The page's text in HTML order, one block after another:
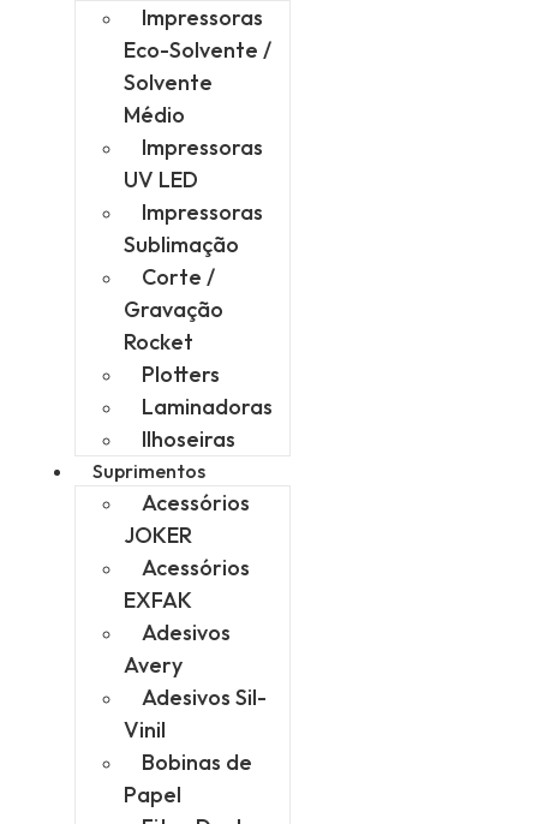
Impressoras
Eco-Solvente /
Solvente
Médio
Impressoras
UV LED
Impressoras
Sublimação
Corte /
Gravação
Rocket
Plotters
Laminadoras
Ilhoseiras
Suprimentos
Acessórios
JOKER
Acessórios
EXFAK
Adesivos
Avery
Adesivos Sil-
Vinil
Bobinas de
Papel